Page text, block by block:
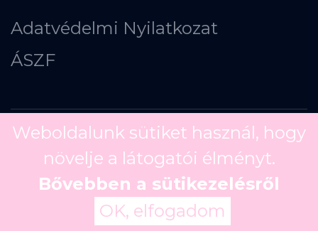
Adatvédelmi Nyilatkozat
ÁSZF
Copyright © 2026
Weboldalunk sütiket használ, hogy
növelje a látogatói élményt.
Bővebben a sütikezelésről
OK, elfogadom